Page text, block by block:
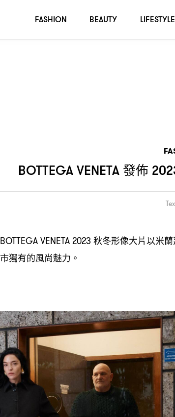
BOTTEGA VENETA 發佈
BOTTEGA VENETA 2023 秋冬形像大片以米
市獨有的風尚魅力。
FASHION BEAUTY LIFESTYLE
，